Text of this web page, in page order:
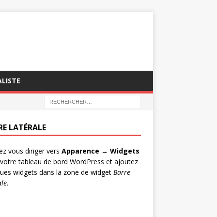
LATÉRALE
vous diriger vers Apparence → Widgets
tableau de bord WordPress et ajoutez
widgets dans la zone de widget Barre
.